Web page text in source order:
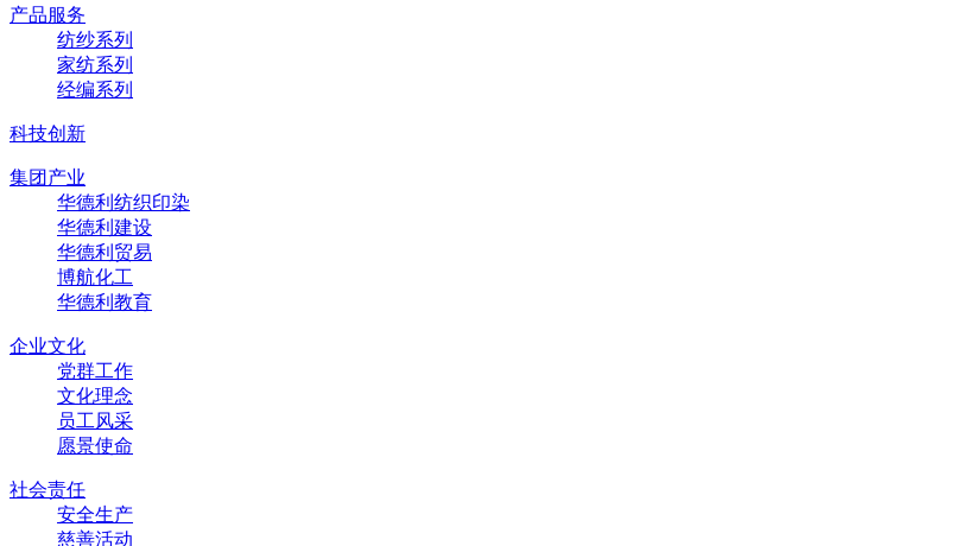
产品服务
纺纱系列
家纺系列
经编系列
科技创新
集团产业
华德利纺织印染
华德利建设
华德利贸易
博航化工
华德利教育
企业文化
党群工作
文化理念
员工风采
愿景使命
社会责任
安全生产
慈善活动